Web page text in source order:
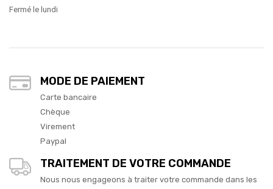
Fermé le lundi
MODE DE PAIEMENT
Carte bancaire
Chèque
Virement
Paypal
TRAITEMENT DE VOTRE COMMANDE
Nous nous engageons à traiter votre commande dans les